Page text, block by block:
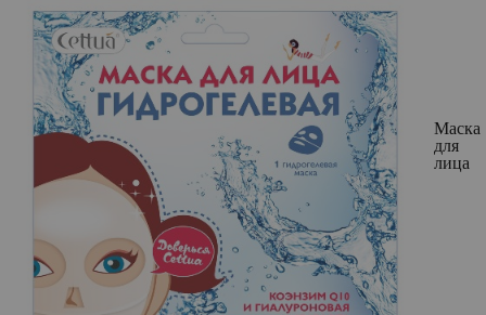
Маска
для
лица